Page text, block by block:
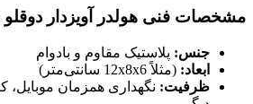
مشخصات فنی هولدر آویزدار دوقلو
جنس: پلاستیک مقاوم و بادوام
ابعاد: (مثلاً 12x8x6 سانتی‌متر)
ظرفیت: نگهداری همزمان